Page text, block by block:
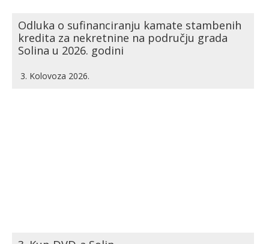
Odluka o sufinanciranju kamate stambenih
kredita za nekretnine na području grada
Solina u 2026. godini
3. Kolovoza 2026.